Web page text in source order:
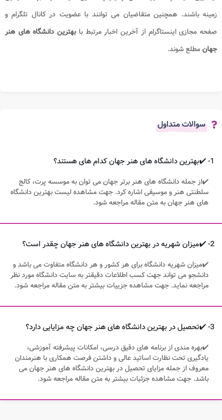
زمینه باشند. همچنین متقاضیان می توانند با عضویت در کانال تلگرام و
صفحه مجازی اینستاگرام از آخرین اخبار مرتبط بابهترین دانشگاه های هنر
جهانمطلع شوند.
سوالات متداول
1- ✔️بهترین دانشگاه های هنر جهان کدام های هستند؟
✔️از جمله دانشگاه های هنر برتر جهان می توان به موسسه پرت، کالج
سلطنتی هنر و موسیقی اشاره کرد. جهت مشاهده لیست بهترین دانشگاه
های هنر جهان به متن مقاله مراجعه شود.
2- ✔️میزان شهریه در بهترین دانشگاه های هنر جهان چقدر است؟
✔️میزان شهریه دانشگاه برای هر کشور و هر دانشگاه متفاوت می باشد و
دانشجو می تواند جهت کسب اطلاعات دقیقتر به سایت دانشگاه مورد نظر
مراجعه نماید. جهت مشاهده جزییات بیشتر به متن مقاله مراجعه شود.
3- ✔️تحصیل در بهترین دانشگاه های هنر جهان چه مزایایی دارد؟
✔️بهره مندی از برنامه های دقیق درسی، امکانات پیشرفته آموزشی،
یادگیری تحت نظارت اساتید عالی و داشتن فرصت همکاری با هنرمندان
معروف از جمله مزایای تحصیل در بهترین دانشگاه های هنر جهان می
باشد. جهت مشاهده جزئیات بیشتر به متن مقاله مراجعه شود.